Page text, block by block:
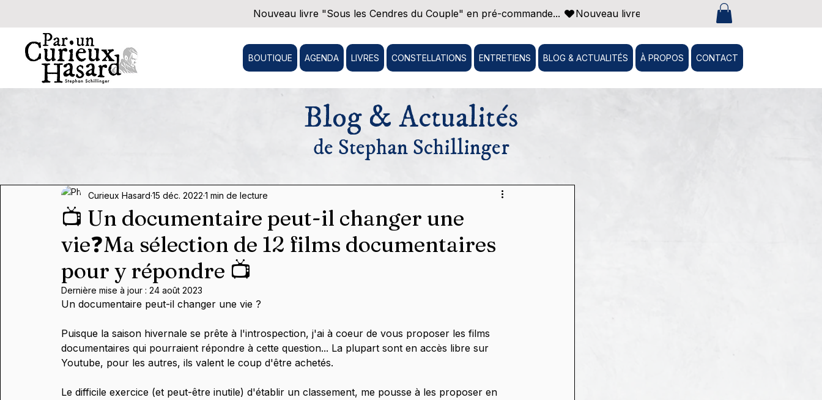
Nouveau livre "Sous les Cendres du Couple" en pré-commande...
BOUTIQUE AGENDA LIVRES CONSTELLATIONS ENTRETIENS BLOG & ACTUALITÉS À PROPOS CONTACT
Blog & Actualités
de Stephan Schillinger
📺 Un documentaire peut-il changer une
vie❓Ma sélection de 12 films documentaires
pour y répondre 📺
Curieux Hasard 15 déc. 2022 1 min de lecture
Dernière mise à jour : 24 août 2023
Un documentaire peut-il changer une vie ?
Puisque la saison hivernale se prête à l'introspection, j'ai à coeur de vous proposer les films
documentaires qui pourraient répondre à cette question... La plupart sont en accès libre sur
Youtube, pour les autres, ils valent le coup d'être achetés.
Le difficile exercice (et peut-être inutile) d'établir un classement, me pousse à les proposer en